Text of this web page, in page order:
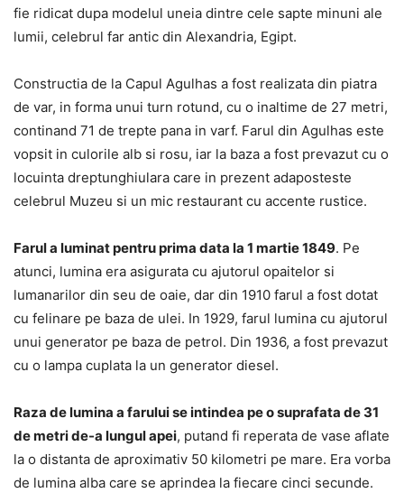
fie ridicat dupa modelul uneia dintre cele sapte minuni ale
lumii, celebrul far antic din Alexandria, Egipt.
Constructia de la Capul Agulhas a fost realizata din piatra
de var, in forma unui turn rotund, cu o inaltime de 27 metri,
continand 71 de trepte pana in varf. Farul din Agulhas este
vopsit in culorile alb si rosu, iar la baza a fost prevazut cu o
locuinta dreptunghiulara care in prezent adaposteste
celebrul Muzeu si un mic restaurant cu accente rustice.
Farul a luminat pentru prima data la 1 martie 1849. Pe
atunci, lumina era asigurata cu ajutorul opaitelor si
lumanarilor din seu de oaie, dar din 1910 farul a fost dotat
cu felinare pe baza de ulei. In 1929, farul lumina cu ajutorul
unui generator pe baza de petrol. Din 1936, a fost prevazut
cu o lampa cuplata la un generator diesel.
Raza de lumina a farului se intindea pe o suprafata de 31
de metri de-a lungul apei, putand fi reperata de vase aflate
la o distanta de aproximativ 50 kilometri pe mare. Era vorba
de lumina alba care se aprindea la fiecare cinci secunde.